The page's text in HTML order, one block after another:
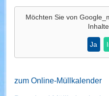
Möchten Sie von
Ja
zum Online-Müllkalender